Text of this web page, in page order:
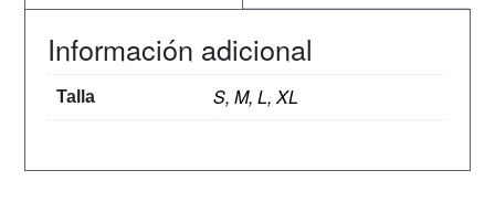
Información adicional
Talla S, M, L, XL